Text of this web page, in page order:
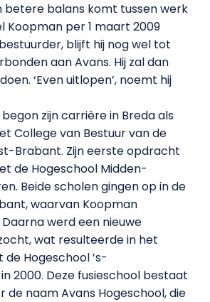
betere balans komt tussen werk
Koopman per 1 maart 2009
blijft hij nog wel tot
aan Avans. Hij zal dan
‘Even uitlopen’, noemt hij
zijn carrière in Breda als
College van Bestuur van de
Brabant. Zijn eerste opdracht
de Hogeschool Midden-
Beide scholen gingen op in de
waarvan Koopman
werd een nieuwe
wat resulteerde in het
Hogeschool ’s-
2000. Deze fusieschool bestaat
de naam Avans Hogeschool, die